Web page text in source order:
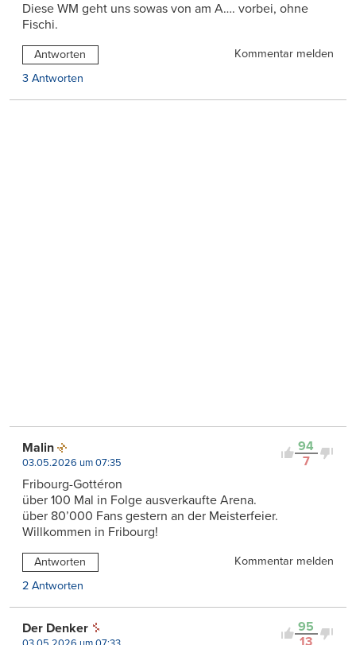
Diese WM geht uns sowas von am A…. vorbei, ohne
Fischi.
Antworten
Kommentar melden
3 Antworten
94
7
Malin
03.05.2026 um 07:35
Fribourg-Gottéron
über 100 Mal in Folge ausverkaufte Arena.
über 80’000 Fans gestern an der Meisterfeier.
Willkommen in Fribourg!
Antworten
Kommentar melden
2 Antworten
95
13
Der Denker